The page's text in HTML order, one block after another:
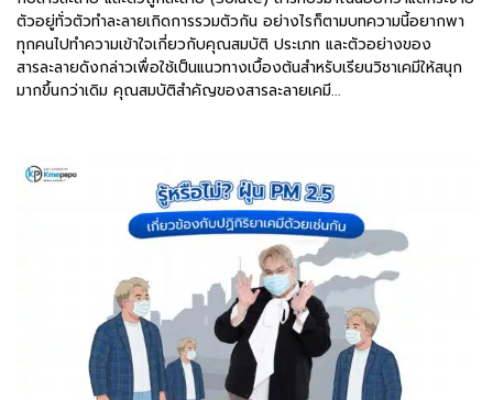
ตัวอยู่ทั่วตัวทำละลายเกิดการรวมตัวกัน อย่างไรก็ตามบทความนี้อยากพา
ทุกคนไปทำความเข้าใจเกี่ยวกับคุณสมบัติ ประเภท และตัวอย่างของ
สารละลายดังกล่าวเพื่อใช้เป็นแนวทางเบื้องต้นสำหรับเรียนวิชาเคมีให้สนุก
มากขึ้นกว่าเดิม คุณสมบัติสำคัญของสารละลายเคมี...